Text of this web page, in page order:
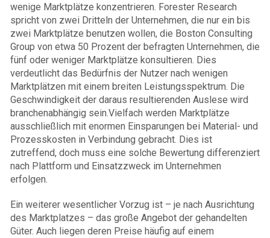
wenige Marktplätze konzentrieren. Forester Research
spricht von zwei Dritteln der Unternehmen, die nur ein bis
zwei Marktplätze benutzen wollen, die Boston Consulting
Group von etwa 50 Prozent der befragten Unternehmen, die
fünf oder weniger Marktplätze konsultieren. Dies
verdeutlicht das Bedürfnis der Nutzer nach wenigen
Marktplätzen mit einem breiten Leistungsspektrum. Die
Geschwindigkeit der daraus resultierenden Auslese wird
branchenabhängig sein.Vielfach werden Marktplätze
ausschließlich mit enormen Einsparungen bei Material- und
Prozesskosten in Verbindung gebracht. Dies ist
zutreffend, doch muss eine solche Bewertung differenziert
nach Plattform und Einsatzzweck im Unternehmen
erfolgen.
Ein weiterer wesentlicher Vorzug ist – je nach Ausrichtung
des Marktplatzes – das große Angebot der gehandelten
Güter. Auch liegen deren Preise häufig auf einem